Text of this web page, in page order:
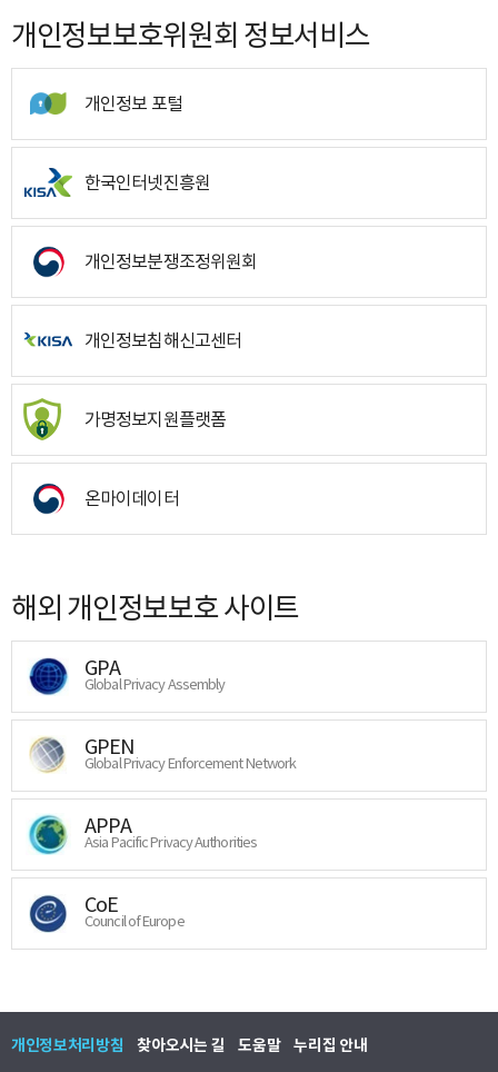
개인정보보호위원회 정보서비스
개인정보 포털
한국인터넷진흥원
개인정보분쟁조정위원회
개인정보침해신고센터
가명정보지원플랫폼
온마이데이터
해외 개인정보보호 사이트
GPA
Global Privacy Assembly
GPEN
Global Privacy Enforcement Network
APPA
Asia Pacific Privacy Authorities
CoE
Council of Europe
개인정보처리방침 찾아오시는 길 도움말 누리집 안내